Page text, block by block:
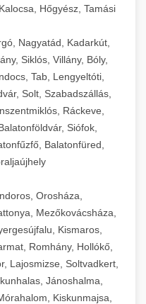
Hőgyész, Tamási
Nagyatád, Kadarkút,
Siklós, Villány, Bóly,
Tab, Lengyeltóti,
Solt, Szabadszállás,
Ráckeve,
Siófok,
Balatonfüred,
Orosháza,
Mezőkovácsháza,
Kismaros,
Romhány, Hollókő,
Lajosmizse, Soltvadkert,
Jánoshalma,
Kiskunmajsa,